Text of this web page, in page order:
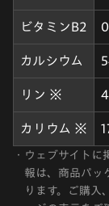
ビタミンB2
カルシウム
リン ※
カリウム ※
・ ウェブサイトに
報は、商品パッ
ります。ご購入